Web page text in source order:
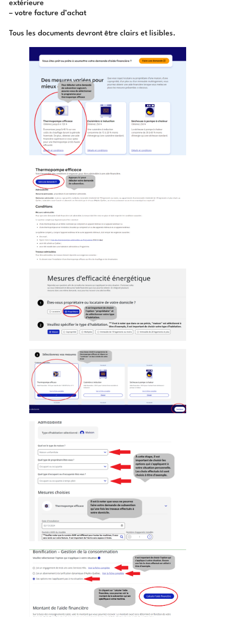
extérieure
– votre facture d’achat
Tous les documents devront être clairs et lisibles.